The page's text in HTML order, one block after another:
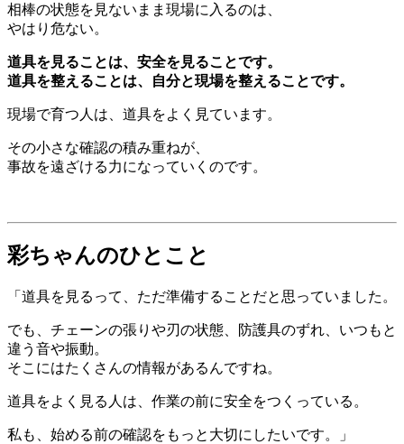
相棒の状態を見ないまま現場に入るのは、
やはり危ない。
道具を見ることは、安全を見ることです。
道具を整えることは、自分と現場を整えることです。
現場で育つ人は、道具をよく見ています。
その小さな確認の積み重ねが、
事故を遠ざける力になっていくのです。
彩ちゃんのひとこと
「道具を見るって、ただ準備することだと思っていました。
でも、チェーンの張りや刃の状態、防護具のずれ、いつもと
違う音や振動。
そこにはたくさんの情報があるんですね。
道具をよく見る人は、作業の前に安全をつくっている。
私も、始める前の確認をもっと大切にしたいです。」